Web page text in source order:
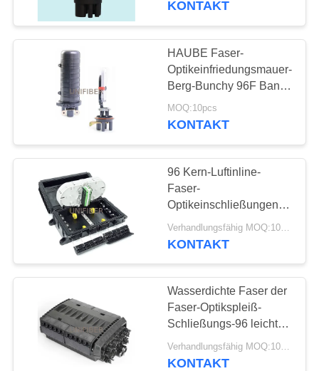
KONTAKT
HAUBE Faser-
Optikeinfriedungsmauer-
Berg-Bunchy 96F Band
144F einfach
zusammenzubauen
MOQ:10pcs
KONTAKT
96 Kern-Luftinline-
Faser-
Optikeinschließungen
Flangeless im Freien
KONTAKT
Wasserdichte Faser der
Faser-Optikspleiß-
Schließungs-96 leicht
geschlagen über
Entwurf mit 24
Verhandlungsfähig MOQ:10pcs
KONTAKT